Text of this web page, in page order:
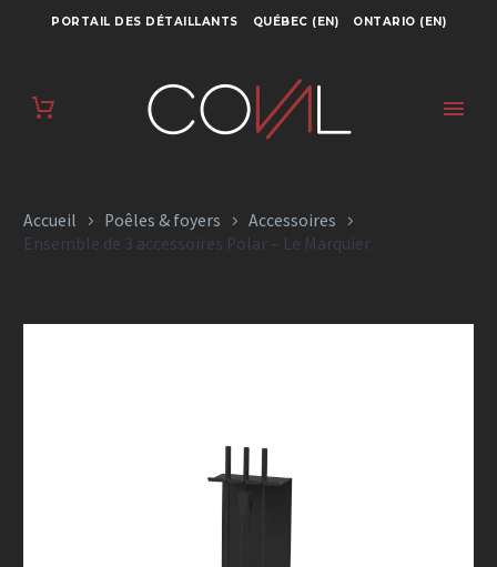
PORTAIL DES DÉTAILLANTS QUÉBEC (EN) ONTARIO (EN)
ENSEMBLE DE 3
ACCESSOIRES
MARQUIER
Accueil Poêles & foyers
Accessoires
Ensemble de 3 accessoires Polar – Le Marquier